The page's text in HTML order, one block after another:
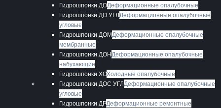
Гидрошпонки ДОДеформационные опалубочные
Гидрошпонки ДО УГЛДеформационные опалубочные
угловые
Гидрошпонки ДОМДеформационные опалубочные
мембранные
Гидрошпонки ДОНДеформационные опалубочные
набухающие
Гидрошпонки ХОХолодные опалубочные
Гидрошпонки ДОС УГЛДеформационные опалубочные
угловые
Гидрошпонки ДРДеформационные ремонтные